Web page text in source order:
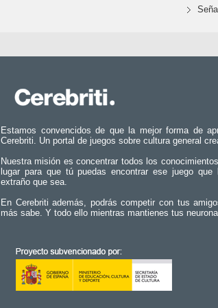
Estamos convencidos de que la mejor forma de
Cerebriti. Un portal de juegos sobre cultura general
Nuestra misión es concentrar todos los
lugar para que tú puedas encontrar ese juego
extraño que sea.
En Cerebriti además, podrás competir con tus
más sabe. Y todo ello mientras mantienes tus